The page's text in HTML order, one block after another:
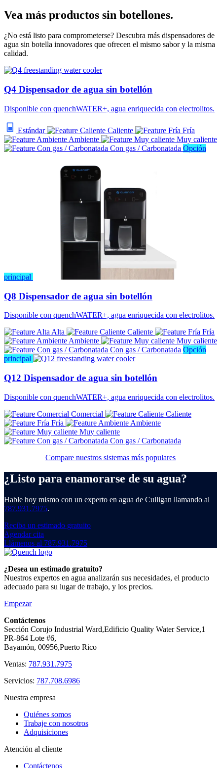
Vea más productos sin botellones.
¿No está listo para comprometerse? Descubra más dispensadores de
agua sin botella innovadores que ofrecen el mismo sabor y la misma
calidad.
Q4 Dispensador de agua sin botellón
Disponible con quenchWATER+, agua enriquecida con electrolitos.
Estándar Caliente
Fría
Ambiente
Muy caliente
Con gas / Carbonatada Opción
principal
Q8 Dispensador de agua sin botellón
Disponible con quenchWATER+, agua enriquecida con electrolitos.
Alta
Caliente
Fría
Ambiente
Muy caliente
Con gas / Carbonatada Opción
principal
Q12 Dispensador de agua sin botellón
Disponible con quenchWATER+, agua enriquecida con electrolitos.
Comercial
Caliente
Fría
Ambiente
Muy caliente
Con gas / Carbonatada
Compare nuestros sistemas más populares
¿Listo para enamorarse de su agua?
Hable hoy mismo con un experto en agua de Culligan llamando al
787.931.7975.
Reciba un estimado gratuito
Agendar cita
Llámenos al 787.931.7975
¿Desea un estimado gratuito?
Nuestros expertos en agua analizarán sus necesidades, el producto
adecuado para su lugar de trabajo, y los precios.
Empezar
Contáctenos
Sección Corujo Industrial Ward,Edificio Quality Water Service,1
PR-864 Lote #6,
Bayamón, 00956,Puerto Rico
Ventas: 787.931.7975
Servicios: 787.708.6986
Nuestra empresa
Quiénes somos
Trabaje con nosotros
Adquisiciones
Atención al cliente
Contáctenos